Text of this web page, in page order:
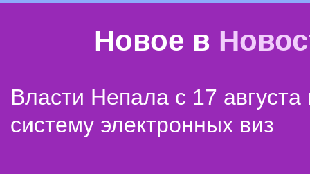
Новое в
Власти Непала с 17 августа
систему электронных виз